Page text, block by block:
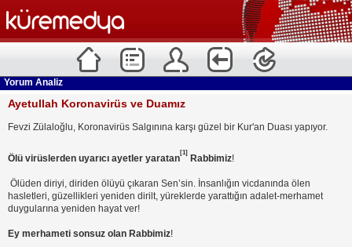
Yorum Analiz
Ayetullah Koronavirüs ve Duamız
Fevzi Zülaloğlu, Koronavirüs Salgınına karşı güzel bir Kur'an Duası yapıyor.
Ölü virüslerden uyarıcı ayetler yaratan
[1]
Rabbimiz!
Ölüden diriyi, diriden ölüyü çıkaran Sen’sin. İnsanlığın vicdanında ölen
hasletleri, güzellikleri yeniden dirilt, yüreklerde yarattığın adalet-merhamet
duygularına yeniden hayat ver!
Ey merhameti sonsuz olan Rabbimiz!